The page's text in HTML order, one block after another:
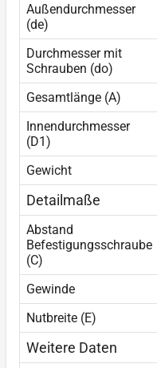
Außendurchmesser
(de)
Durchmesser mit
Schrauben (do)
Gesamtlänge (A)
Innendurchmesser
(D1)
Gewicht
Detailmaße
Abstand
Befestigungsschraube
(C)
Gewinde
Nutbreite (E)
Weitere Daten